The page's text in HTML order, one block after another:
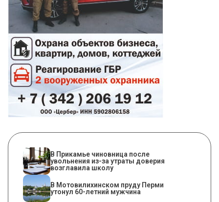
В Прикамье чиновница после
увольнения из-за утраты доверия
возглавила школу
В Мотовилихинском пруду Перми
утонул 60-летний мужчина